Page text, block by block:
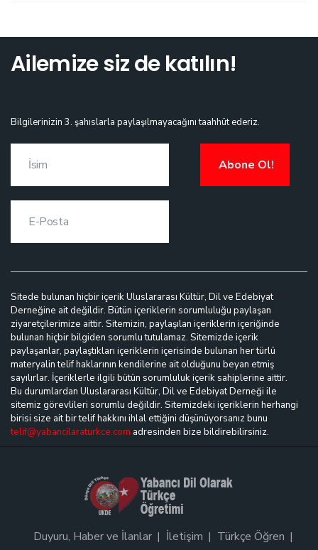
Ailemize siz de katılın!
Bilgilerinizin 3. şahıslarla paylaşılmayacağını taahhüt ederiz.
Abone Ol!
Sitede bulunan hiçbir içerik Uluslararası Kültür, Dil ve Edebiyat
Derneğine ait değildir. Bütün içeriklerin sorumluluğu paylaşan
ziyaretçilerimize aittir. Sitemizin, paylaşılan içeriklerin içeriğinde
bulunan hiçbir bilgiden sorumlu tutulamaz. Sitemizde içerik
paylaşanlar, paylaştıkları içeriklerin içerisinde bulunan her türlü
materyalin telif haklarının kendilerine ait olduğunu beyan etmiş
sayılırlar. İçeriklerle ilgili bütün sorumluluk içerik sahiplerine aittir.
Bu durumlardan Uluslararası Kültür, Dil ve Edebiyat Derneği ile
sitemiz görevlileri sorumlu değildir. Sitemizdeki içeriklerin herhangi
birisi size ait bir telif hakkını ihlal ettiğini düşünüyorsanız bunu
telif@yabancilaraturkce.com adresinden bize bildirebilirsiniz.
Duyuru, Haber ve İlanlar İletişim Türkçe Öğren